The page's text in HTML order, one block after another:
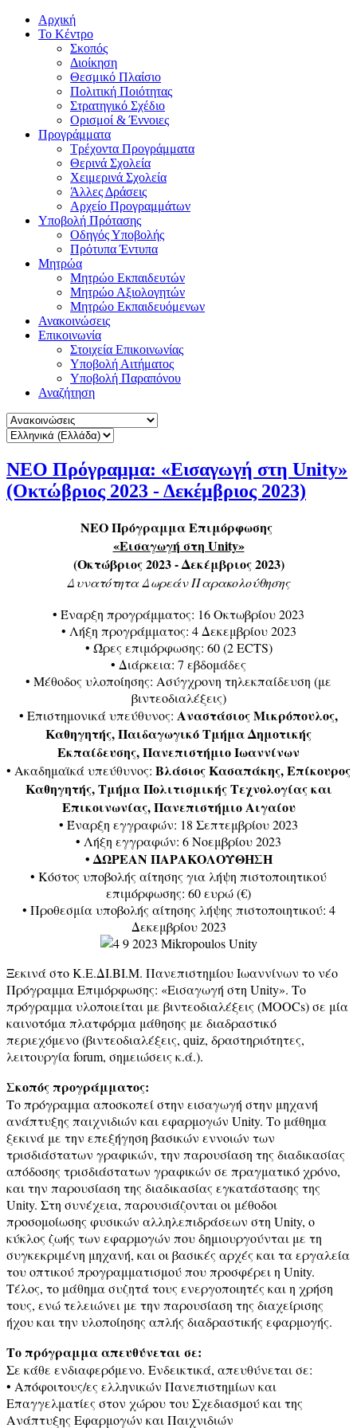
Αρχική
Το Κέντρο
Σκοπός
Διοίκηση
Θεσμικό Πλαίσιο
Πολιτική Ποιότητας
Στρατηγικό Σχέδιο
Ορισμοί & Έννοιες
Προγράμματα
Τρέχοντα Προγράμματα
Θερινά Σχολεία
Χειμερινά Σχολεία
Άλλες Δράσεις
Αρχείο Προγραμμάτων
Υποβολή Πρότασης
Οδηγός Υποβολής
Πρότυπα Έντυπα
Μητρώα
Μητρώο Εκπαιδευτών
Μητρώο Αξιολογητών
Μητρώο Εκπαιδευόμενων
Ανακοινώσεις
Επικοινωνία
Στοιχεία Επικοινωνίας
Υποβολή Αιτήματος
Υποβολή Παραπόνου
Αναζήτηση
ΝΕΟ Πρόγραμμα: «Εισαγωγή στη Unity»
(Οκτώβριος 2023 - Δεκέμβριος 2023)
NEO Πρόγραμμα Επιμόρφωσης
«Εισαγωγή στη Unity»
(Οκτώβριος 2023 - Δεκέμβριος 2023)
Δυνατότητα Δωρεάν Παρακολούθησης
• Έναρξη προγράμματος: 16 Οκτωβρίου 2023
• Λήξη προγράμματος: 4 Δεκεμβρίου 2023
• Ώρες επιμόρφωσης: 60 (2 ECTS)
• Διάρκεια: 7 εβδομάδες
• Μέθοδος υλοποίησης: Ασύγχρονη τηλεκπαίδευση (με
βιντεοδιαλέξεις)
• Επιστημονικά υπεύθυνος: Αναστάσιος Μικρόπουλος,
Καθηγητής, Παιδαγωγικό Τμήμα Δημοτικής
Εκπαίδευσης, Πανεπιστήμιο Ιωαννίνων
• Ακαδημαϊκά υπεύθυνος: Βλάσιος Κασαπάκης, Επίκουρος
Καθηγητής, Τμήμα Πολιτισμικής Τεχνολογίας και
Επικοινωνίας, Πανεπιστήμιο Αιγαίου
• Έναρξη εγγραφών: 18 Σεπτεμβρίου 2023
• Λήξη εγγραφών: 6 Νοεμβρίου 2023
• ΔΩΡΕΑΝ ΠΑΡΑΚΟΛΟΥΘΗΣΗ
• Κόστος υποβολής αίτησης για λήψη πιστοποιητικού
επιμόρφωσης: 60 ευρώ (€)
• Προθεσμία υποβολής αίτησης λήψης πιστοποιητικού: 4
Δεκεμβρίου 2023
Ξεκινά στο Κ.Ε.ΔΙ.ΒΙ.Μ. Πανεπιστημίου Ιωαννίνων το νέο
Πρόγραμμα Επιμόρφωσης: «Εισαγωγή στη Unity». Το
πρόγραμμα υλοποιείται με βιντεοδιαλέξεις (MOOCs) σε μία
καινοτόμα πλατφόρμα μάθησης με διαδραστικό
περιεχόμενο (βιντεοδιαλέξεις, quiz, δραστηριότητες,
λειτουργία forum, σημειώσεις κ.ά.).
Σκοπός προγράμματος:
Το πρόγραμμα αποσκοπεί στην εισαγωγή στην μηχανή
ανάπτυξης παιχνιδιών και εφαρμογών Unity. Το μάθημα
ξεκινά με την επεξήγηση βασικών εννοιών των
τρισδιάστατων γραφικών, την παρουσίαση της διαδικασίας
απόδοσης τρισδιάστατων γραφικών σε πραγματικό χρόνο,
και την παρουσίαση της διαδικασίας εγκατάστασης της
Unity. Στη συνέχεια, παρουσιάζονται οι μέθοδοι
προσομοίωσης φυσικών αλληλεπιδράσεων στη Unity, ο
κύκλος ζωής των εφαρμογών που δημιουργούνται με τη
συγκεκριμένη μηχανή, και οι βασικές αρχές και τα εργαλεία
του οπτικού προγραμματισμού που προσφέρει η Unity.
Τέλος, το μάθημα συζητά τους ενεργοποιητές και η χρήση
τους, ενώ τελειώνει με την παρουσίαση της διαχείρισης
ήχου και την υλοποίησης απλής διαδραστικής εφαρμογής.
Το πρόγραμμα απευθύνεται σε:
Σε κάθε ενδιαφερόμενο. Ενδεικτικά, απευθύνεται σε:
• Απόφοιτους/ες ελληνικών Πανεπιστημίων και
Επαγγελματίες στον χώρου του Σχεδιασμού και της
Ανάπτυξης Εφαρμογών και Παιχνιδιών